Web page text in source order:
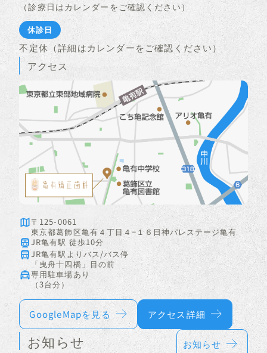
（診療日はカレンダーをご確認ください）
休診日
不定休（詳細はカレンダーをご確認ください）
アクセス
〒125-0061
東京都葛飾区亀有４丁目４−１６日神パレステージ亀有
JR亀有駅 徒歩10分
JR亀有駅よりバス/バス停
「曳舟十四橋」目の前
専用駐車場あり
（3台分）
GoogleMapを見る アクセス詳細
お知らせ お知らせ